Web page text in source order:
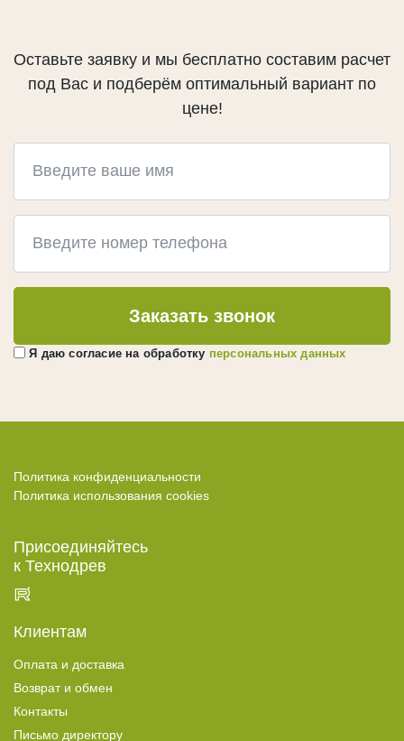
КРЕПЕЖ
Evrotec
Гвоздек
ПРОЧЕЕ
Слэбы
Эпоксидная смола
Кисти
Клей
Топливные брикеты
Отделка фасадов, стен и потолков
Укладка террас и палуб
Герметизация швов
Окрашенное дерево
Фасады из дерева
Террасы из дерева
Оставьте заявку и мы бесплатно составим расчет
под Вас и подберём оптимальный вариант по
цене!
Я даю согласие на обработку персональных данных
Заказать звонок
Политика конфиденциальности
Политика использования cookies
Присоединяйтесь
к Технодрев
Клиентам
Оплата и доставка
Возврат и обмен
Контакты
Письмо директору